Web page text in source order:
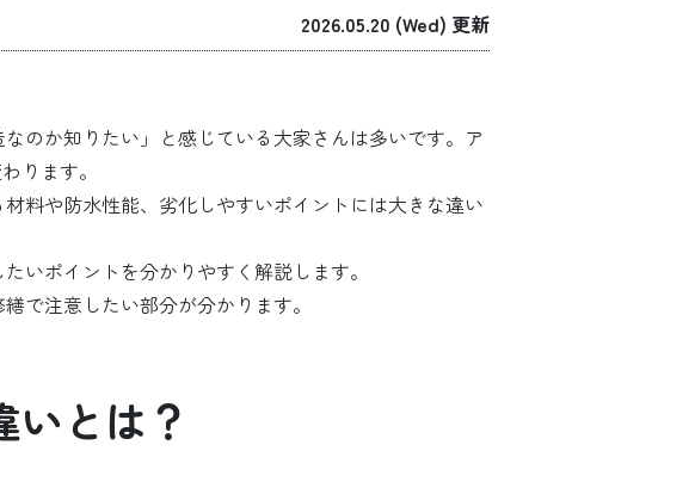
2026.05.20 (Wed) 更新
のか知りたい」と感じている大家さんは多いです。ア
ります。
料や防水性能、劣化しやすいポイントには大きな違い
いポイントを分かりやすく解説します。
で注意したい部分が分かります。
いとは？